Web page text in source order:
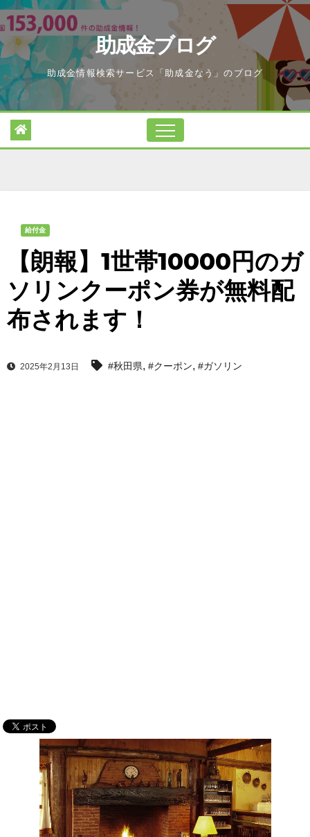
Skip
to
content
助成金ブログ
助成金情報検索サービス「助成金なう」のブログ
給付金
【朗報】1世帯10000円のガ
ソリンクーポン券が無料配
布されます！
2025年2月13日 #秋田県, #クーポン, #ガソリン